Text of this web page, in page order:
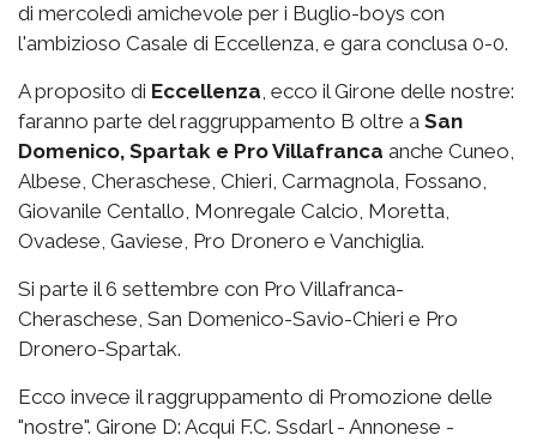
di mercoledì amichevole per i Buglio-boys con
l'ambizioso Casale di Eccellenza, e gara conclusa 0-0.
A proposito di Eccellenza, ecco il Girone delle nostre:
faranno parte del raggruppamento B oltre a San
Domenico, Spartak e Pro Villafranca anche Cuneo,
Albese, Cheraschese, Chieri, Carmagnola, Fossano,
Giovanile Centallo, Monregale Calcio, Moretta,
Ovadese, Gaviese, Pro Dronero e Vanchiglia.
Si parte il 6 settembre con Pro Villafranca-
Cheraschese, San Domenico-Savio-Chieri e Pro
Dronero-Spartak.
Ecco invece il raggruppamento di Promozione delle
"nostre". Girone D: Acqui F.C. Ssdarl - Annonese -